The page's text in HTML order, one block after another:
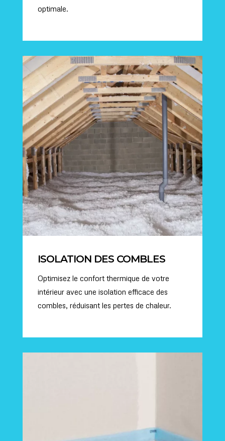
optimale.
ISOLATION DES COMBLES
Optimisez le confort thermique de votre
intérieur avec une isolation efficace des
combles, réduisant les pertes de chaleur.